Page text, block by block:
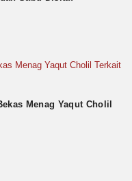
Menag Yaqut Cholil